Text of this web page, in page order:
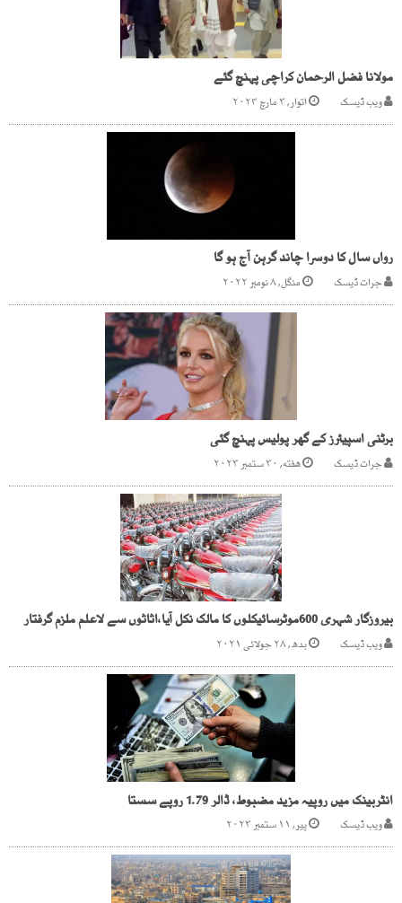
مولانا فضل الرحمان کراچی پہنچ گئے
ویب ڈیسک اتوار, ۳ مارچ ۲۰۲۴
رواں سال کا دوسرا چاند گرہن آج ہو گا
جرات ڈیسک منگل, ۸ نومبر ۲۰۲۲
برٹنی اسپیئرز کے گھر پولیس پہنچ گئی
جرات ڈیسک هفته, ۳۰ ستمبر ۲۰۲۳
بیروزگار شہری 600موٹرسائیکلوں کا مالک نکل آیا،اثاثوں سے لاعلم ملزم گرفتار
ویب ڈیسک بدھ, ۲۸ جولائی ۲۰۲۱
انٹربینک میں روپیہ مزید مضبوط، ڈالر 1.79 روپے سستا
ویب ڈیسک پیر, ۱۱ ستمبر ۲۰۲۳